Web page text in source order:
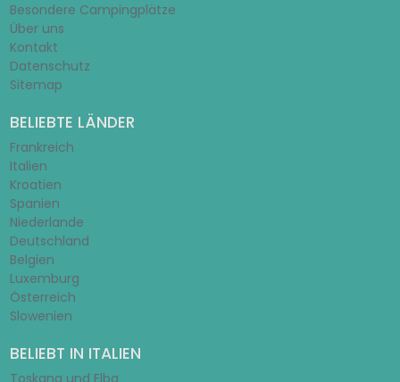
Besondere Campingplätze
Über uns
Kontakt
Datenschutz
Sitemap
BELIEBTE LÄNDER
Frankreich
Italien
Kroatien
Spanien
Niederlande
Deutschland
Belgien
Luxemburg
Österreich
Slowenien
BELIEBT IN ITALIEN